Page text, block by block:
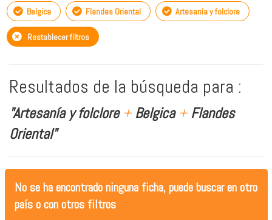
Belgica Flandes Oriental Artesanía y folclore
Restablecer filtros
Resultados de la búsqueda para :
"Artesanía y folclore +Belgica +Flandes
Oriental"
No se ha encontrado ninguna ficha, puede buscar en otro
país o con otros filtros